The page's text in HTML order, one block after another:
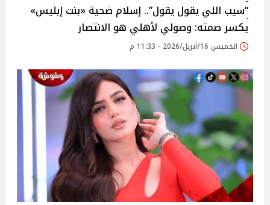
“سيب اللي يقول يقول”.. إسلام ضحية «بنت إبليس»
يكسر صمته: وصولي لأهلي هو الانتصار
الخميس 16/أبريل/2026 - 11:33 م